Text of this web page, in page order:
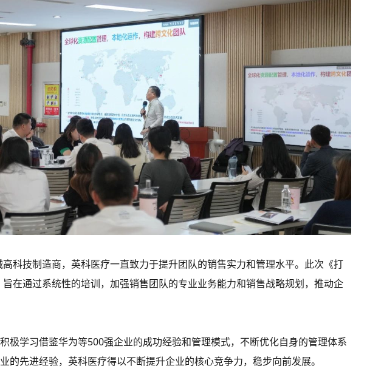
高科技制造商，英科医疗一直致力于提升团队的销售实力和管理水平。此次《打
在通过系统性的培训，加强销售团队的专业业务能力和销售战略规划，推动企
极学习借鉴华为等500强企业的成功经验和管理模式，不断优化自身的管理体系
的先进经验，英科医疗得以不断提升企业的核心竞争力，稳步向前发展。